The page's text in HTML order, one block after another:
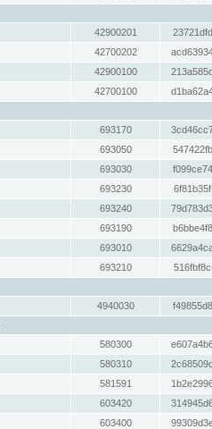
42900201
42700202
42900100
42700100
693170
693050
693030
693230
693240
693190
693010
693210
4940030
580300
580310
581591
603420
603400